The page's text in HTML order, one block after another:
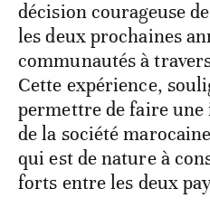
décision courageuse
les deux prochaines
communautés à
Cette expérience,
permettre de faire
de la société
qui est de nature à
forts entre les deux